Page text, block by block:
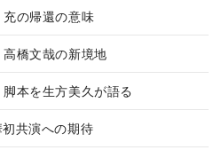
充の帰還の意味
高橋文哉の新境地
本を生方美久が語る
共演への期待